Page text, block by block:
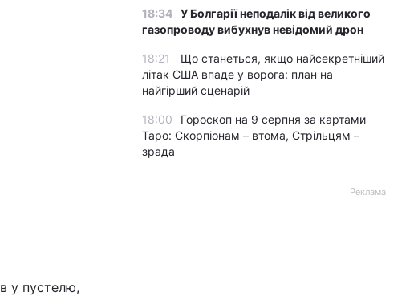
у пустелю,
18:34 У Болгарії неподалік від великого
газопроводу вибухнув невідомий дрон
18:21
Що станеться, якщо найсекретніший
літак США впаде у ворога: план на
найгірший сценарій
18:00
Гороскоп на 9 серпня за картами
Таро: Скорпіонам – втома, Стрільцям –
зрада
Реклама